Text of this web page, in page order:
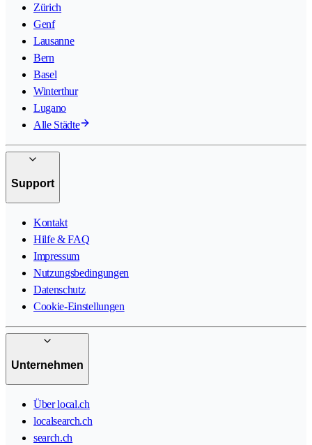
Zürich
Genf
Lausanne
Bern
Basel
Winterthur
Lugano
Alle Städte
Support
Kontakt
Hilfe & FAQ
Impressum
Nutzungsbedingungen
Datenschutz
Cookie-Einstellungen
Unternehmen
Über local.ch
localsearch.ch
search.ch